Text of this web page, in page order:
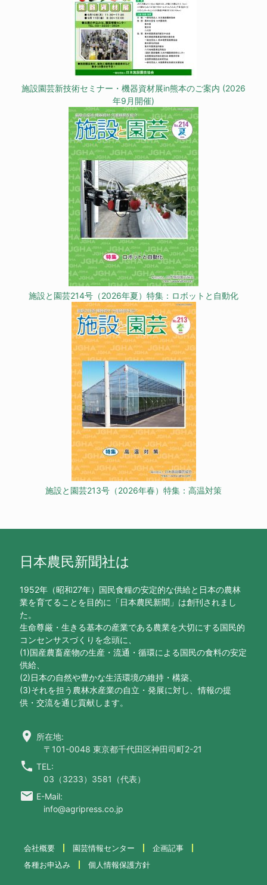
施設園芸新技術セミナー・機器資材展in熊本のご案内 (2026
年9月開催)
施設と園芸214号（2026年夏）特集：ロボットと自動化
施設と園芸213号（2026年春）特集：高温対策
日本農民新聞社は
1952年（昭和27年）国民食糧の安定的な供給と日本の農林
業を育てることを目的に「日本農民新聞」は創刊されまし
た。
生命尊厳・生きる基本の産業である農業を大切にする国民的
コンセンサスづくりを念頭に、
(1)国産農畜産物の生産・流通・循環による国民の食料の安定
供給、
(2)日本の自然や豊かな生活環境の維持・構築、
(3)それを担う農林水産業の自立・発展に対し、情報の提
供・交流を通じ貢献します。
location_on 所在地:
〒101-0048 東京都千代田区神田司町2-21
call TEL:
03（3233）3581（代表）
email E-Mail:
info@agripress.co.jp
会社概要 園芸情報センター
企画記事
各種お申込み
個人情報保護方針